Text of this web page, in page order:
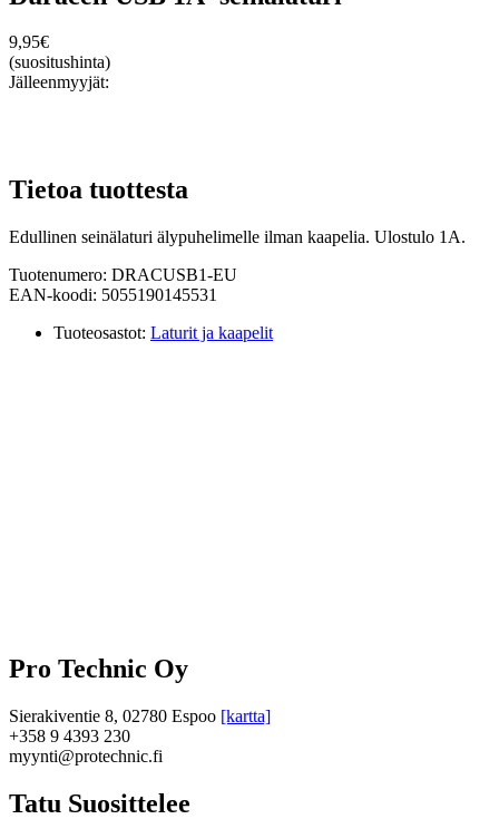
9,95€
(suositushinta)
Jälleenmyyjät:
Tietoa tuottesta
Edullinen seinälaturi älypuhelimelle ilman kaapelia. Ulostulo 1A.
Tuotenumero: DRACUSB1-EU
EAN-koodi: 5055190145531
Tuoteosastot: Laturit ja kaapelit
Pro Technic Oy
Sierakiventie 8, 02780 Espoo [kartta]
+358 9 4393 230
myynti@protechnic.fi
Tatu Suosittelee